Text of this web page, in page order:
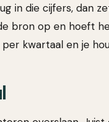
in die cijfers, dan
bron op en hoeft
kwartaal en je